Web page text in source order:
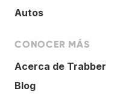
Autos
CONOCER MÁS
Acerca de Trabber
Blog